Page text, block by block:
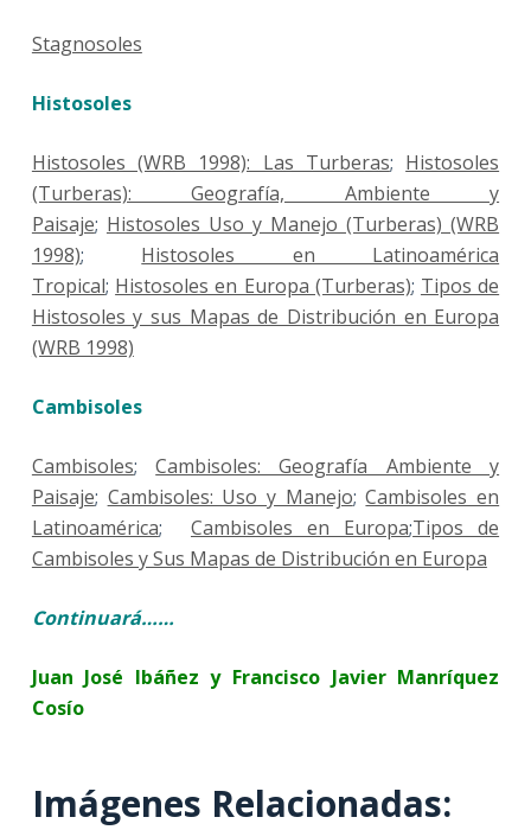
Stagnosoles
Histosoles
Histosoles (WRB 1998): Las Turberas; Histosoles
(Turberas): Geografía, Ambiente y
Paisaje; Histosoles Uso y Manejo (Turberas) (WRB
1998); Histosoles en Latinoamérica
Tropical; Histosoles en Europa (Turberas); Tipos de
Histosoles y sus Mapas de Distribución en Europa
(WRB 1998)
Cambisoles
Cambisoles;Cambisoles: Geografía Ambiente y
Paisaje; Cambisoles: Uso y Manejo;Cambisoles en
Latinoamérica; Cambisoles en Europa;Tipos de
Cambisoles y Sus Mapas de Distribución en Europa
Continuará……
Juan José Ibáñez y Francisco Javier Manríquez
Cosío
Imágenes Relacionadas: